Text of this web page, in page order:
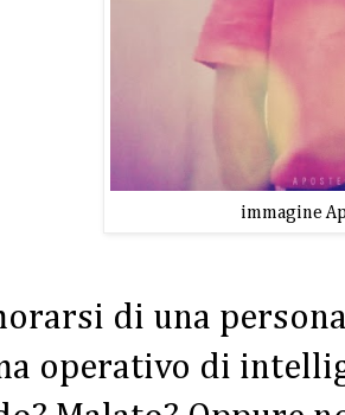
immagine
di una
operativo di